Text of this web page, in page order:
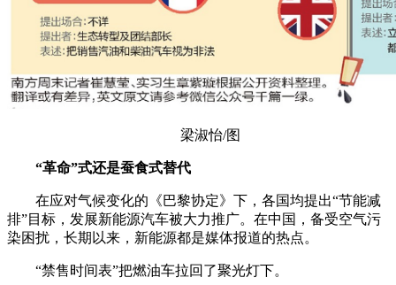
梁淑怡/图
“革命”式还是蚕食式替代
在应对气候变化的《巴黎协定》下，各国均提出“节能减
排”目标，发展新能源汽车被大力推广。在中国，备受空气污
染困扰，长期以来，新能源都是媒体报道的热点。
“禁售时间表”把燃油车拉回了聚光灯下。